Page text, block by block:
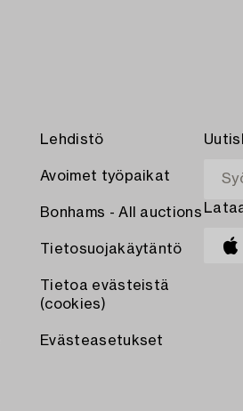
Lehdistö
Avoimet työpaikat
Bonhams - All auctions
Tietosuojakäytäntö
Tietoa evästeistä
(cookies)
Evästeasetukset